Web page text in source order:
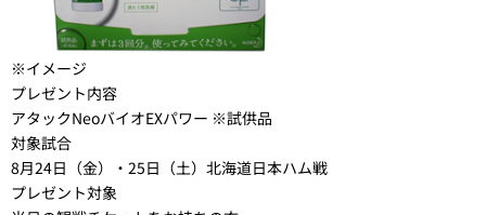
※イメージ
プレゼント内容
アタックNeoバイオEXパワー ※試供品
対象試合
8月24日（金）・25日（土）北海道日本ハム戦
プレゼント対象